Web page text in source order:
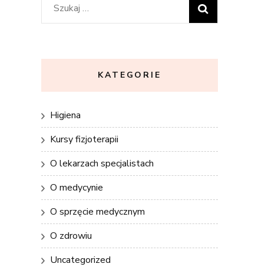
Szukaj:
KATEGORIE
Higiena
Kursy fizjoterapii
O lekarzach specjalistach
O medycynie
O sprzęcie medycznym
O zdrowiu
Uncategorized